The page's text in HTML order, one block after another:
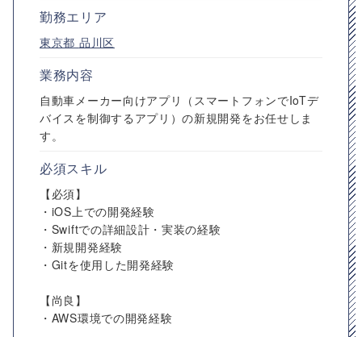
勤務エリア
東京都 品川区
業務内容
自動車メーカー向けアプリ（スマートフォンでIoTデ
バイスを制御するアプリ）の新規開発をお任せしま
す。
必須スキル
【必須】
・iOS上での開発経験
・Swiftでの詳細設計・実装の経験
・新規開発経験
・Gitを使用した開発経験
【尚良】
・AWS環境での開発経験